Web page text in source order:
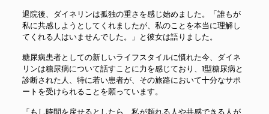
退院後、ダイネリンは孤独の重さを感じ始めました。「誰もが
私に共感しようとしてくれましたが、私のことを本当に理解し
てくれる人はいませんでした。」と彼女は語りました。
糖尿病患者としての新しいライフスタイルに慣れた今、ダイネ
リンは糖尿病について話すことに力を感じており、1型糖尿病と
診断された人、特に若い患者が、その旅路において十分なサポ
ートを受けられることを願っています。